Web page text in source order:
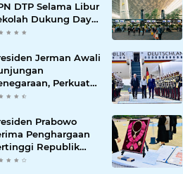
DTP Selama Libur
Dukung Daya
Masyarakat
Jerman Awali
Perkuat
Strategis
Prabowo
Penghargaan
Republik
The Grand